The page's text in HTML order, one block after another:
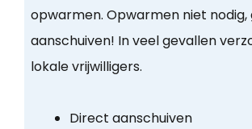
opwarmen. Opwarmen niet nodig,
aanschuiven! In veel gevallen
lokale vrijwilligers.
Direct aanschuiven